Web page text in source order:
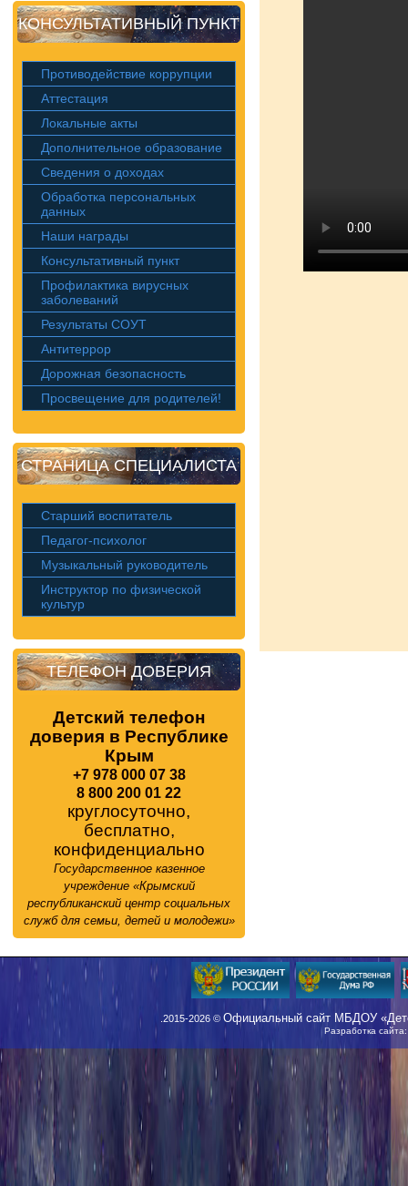
КОНСУЛЬТАТИВНЫЙ ПУНКТ
Противодействие коррупции
Аттестация
Локальные акты
Дополнительное образование
Сведения о доходах
Обработка персональных
данных
Наши награды
Консультативный пункт
Профилактика вирусных
заболеваний
Результаты СОУТ
Антитеррор
Дорожная безопасность
Просвещение для родителей!
СТРАНИЦА СПЕЦИАЛИСТА
Старший воспитатель
Педагог-психолог
Музыкальный руководитель
Инструктор по физической
культур
ТЕЛЕФОН ДОВЕРИЯ
Детский телефон
доверия в Республике
Крым
+7 978 000 07 38
8 800 200 01 22
круглосуточно,
бесплатно,
конфиденциально
Государственное казенное
учреждение «Крымский
республиканский центр социальных
служб для семьи, детей и молодежи»
.2015-2026 © Официальный сайт МБДОУ
Разработка